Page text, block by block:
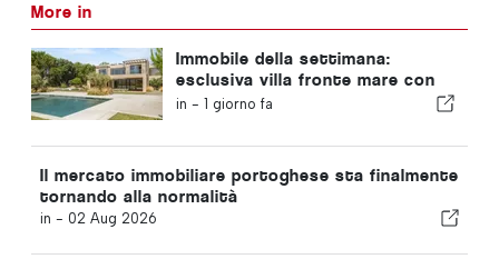
More in
Immobile della settimana:
esclusiva villa fronte mare con
vista panoramica sul mare e
in - 1 giorno fa
Il mercato immobiliare portoghese sta finalmente
tornando alla normalità
in - 02 Aug 2026